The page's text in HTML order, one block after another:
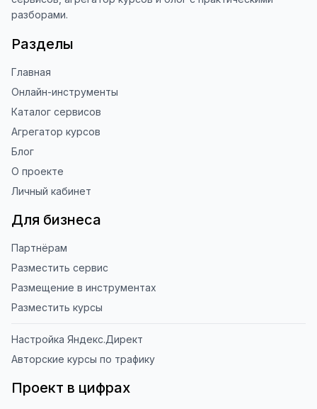
разборами.
Разделы
Главная
Онлайн-инструменты
Каталог сервисов
Агрегатор курсов
Блог
О проекте
Личный кабинет
Для бизнеса
Партнёрам
Разместить сервис
Размещение в инструментах
Разместить курсы
Настройка Яндекс.Директ
Авторские курсы по трафику
Проект в цифрах